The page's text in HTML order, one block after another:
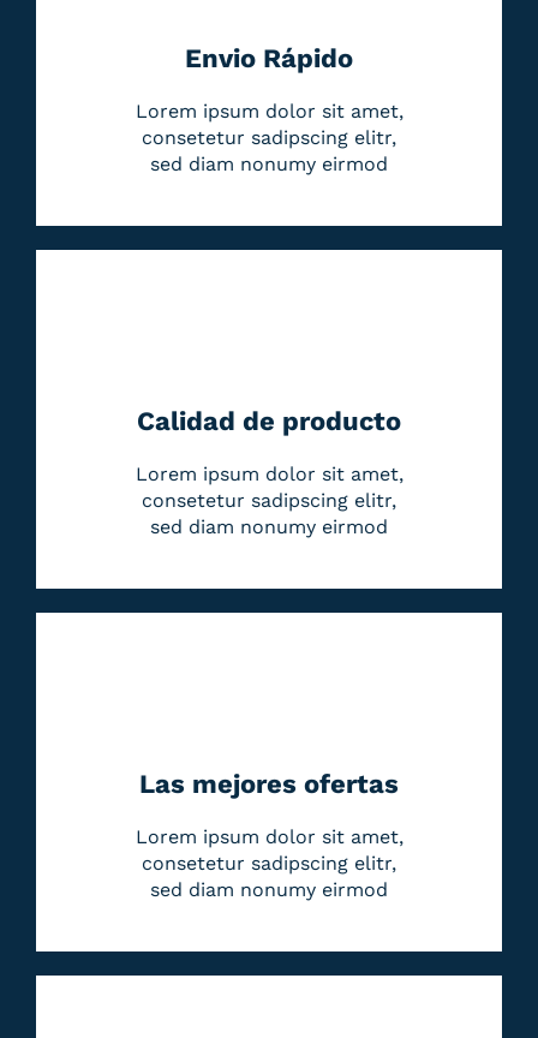
Envio Rápido
Lorem ipsum dolor sit amet,
consetetur sadipscing elitr,
sed diam nonumy eirmod
Calidad de producto
Lorem ipsum dolor sit amet,
consetetur sadipscing elitr,
sed diam nonumy eirmod
Las mejores ofertas
Lorem ipsum dolor sit amet,
consetetur sadipscing elitr,
sed diam nonumy eirmod